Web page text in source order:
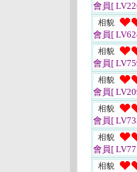
會員[
相貌
會員[
相貌
會員[
相貌
會員[
相貌
會員[
相貌
會員[
相貌